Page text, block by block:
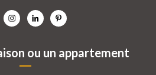
ou un appartement